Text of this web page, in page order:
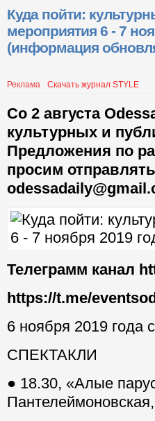
Куда пойти:
мероприятия 6 - 7
(информация
Реклама Скачать журнал STYLE
Со 2 августа
культурных и
Предложения по
просим
Телеграмм канал
https://t.me/
6 ноября 2019 года
СПЕКТАКЛИ
● 18.30, «Алые